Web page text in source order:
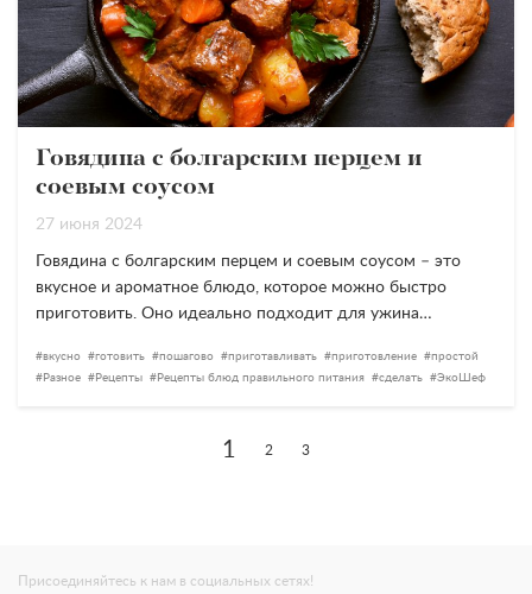
Говядина с болгарским перцем и
соевым соусом
27 июня 2024
Говядина с болгарским перцем и соевым соусом – это
вкусное и ароматное блюдо, которое можно быстро
приготовить. Оно идеально подходит для ужина…
вкусно готовить пошагово приготавливать приготовление
простой
Разное
Рецепты Рецепты блюд правильного питания сделать ЭкоШеф
1 2 3
Присоединяйтесь к нам в социальных сетях!